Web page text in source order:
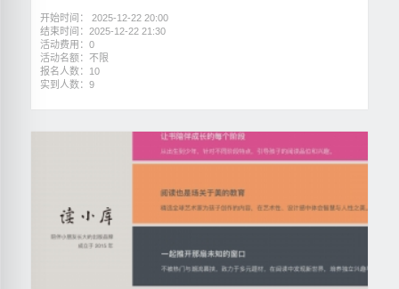
开始时间： 2025-12-22 20:00
结束时间：2025-12-22 21:30
活动费用：0
活动名额：不限
报名人数：10
实到人数：9